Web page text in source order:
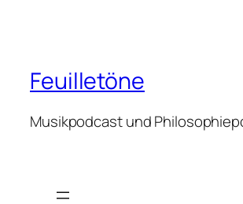
Feuilletöne
Musikpodcast und